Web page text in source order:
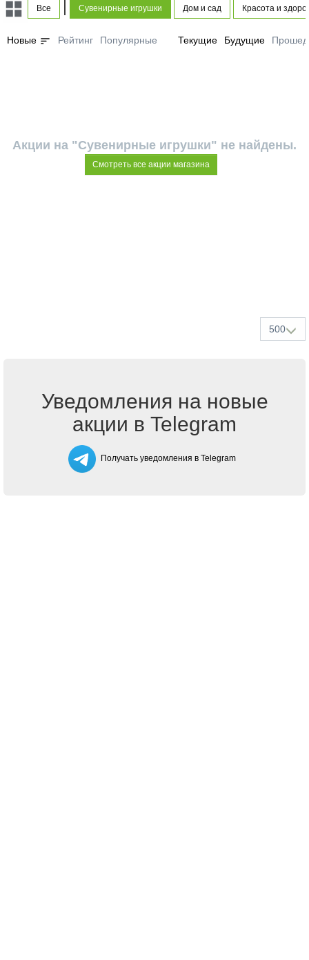
Все Сувенирные игрушки Дом и сад Красота и
Новые sort Рейтинг Популярные Текущие Будущие
Акции на "Сувенирные игрушки" не найдены.
Смотреть все акции магазина
500
Уведомления на новые
акции в Telegram
Получать уведомления в Telegram